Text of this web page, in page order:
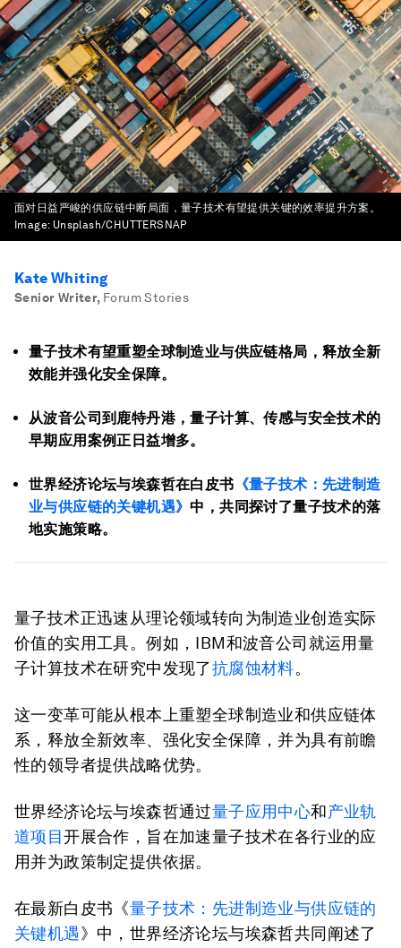
面对日益严峻的供应链中断局面，量子技术有望提供关键的效率提升方案。
Image: Unsplash/CHUTTERSNAP
Kate Whiting
Senior Writer, Forum Stories
量子技术有望重塑全球制造业与供应链格局，释放全新
效能并强化安全保障。
从波音公司到鹿特丹港，量子计算、传感与安全技术的
早期应用案例正日益增多。
世界经济论坛与埃森哲在白皮书 《量子技术：先进制造
业与供应链的关键机遇》中，共同探讨了量子技术的落
地实施策略。
量子技术正迅速从理论领域转向为制造业创造实际
价值的实用工具。例如，IBM和波音公司就运用量
子计算技术在研究中发现了抗腐蚀材料。
这一变革可能从根本上重塑全球制造业和供应链体
系，释放全新效率、强化安全保障，并为具有前瞻
性的领导者提供战略优势。
世界经济论坛与埃森哲通过量子应用中心和产业轨
道项目开展合作，旨在加速量子技术在各行业的应
用并为政策制定提供依据。
在最新白皮书《量子技术：先进制造业与供应链的
关键机遇》中，世界经济论坛与埃森哲共同阐述了